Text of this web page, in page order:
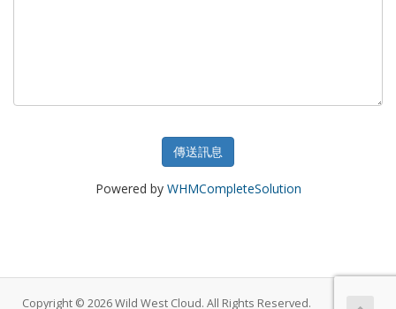
傳送訊息
Powered by WHMCompleteSolution
Copyright © 2026 Wild West Cloud. All Rights Reserved.